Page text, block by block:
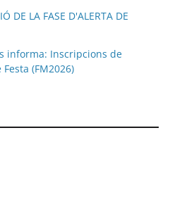
DE LA FASE D'ALERTA DE
informa: Inscripcions de
(FM2026)